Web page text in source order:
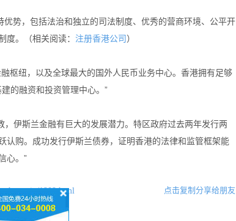
势，包括法治和独立的司法制度、优秀的营商环境、公平开
度。（相关阅读： 注册香港公司 ）
枢纽，以及全球最大的国外人民币业务中心。香港拥有足够
的融资和投资管理中心。”
，伊斯兰金融有巨大的发展潜力。特区政府过去两年发行两
认购。成功发行伊斯兰债券，证明香港的法律和监管框架能
心。”
1909.html 点击复制分享给朋友